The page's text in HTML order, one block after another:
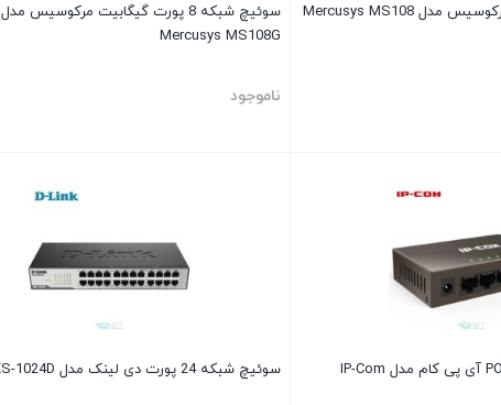
سوئیچ شبکه 8 پورت گیگابیت مرکوسیس مدل
Mercusys MS108G
ناموجود
سوئیچ 5 پورت شبکه POE آی پی کام مدل IP-Com
سوئیچ شبکه 24 پورت دی لینک مدل D-Link DES-1024D